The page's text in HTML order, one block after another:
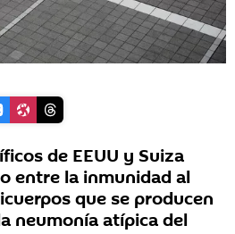
de EEUU y Suiza
entre la inmunidad al
que se producen
neumonía atípica del